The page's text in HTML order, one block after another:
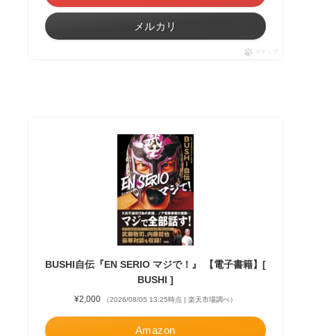
メルカリ
ポチップ
BUSHI自伝『EN SERIO マジで！』 【電子書籍】[
BUSHI ]
¥2,000 （2026/08/05 13:25時点 | 楽天市場調べ）
Amazon